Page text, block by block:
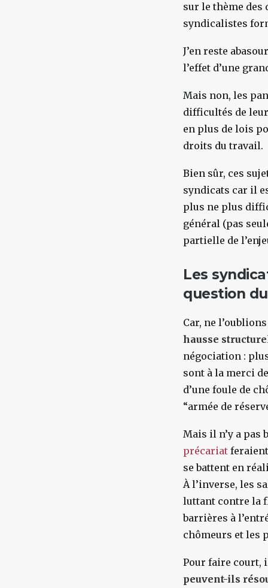
sur le thème des
syndicalistes
J’en reste
l’effet d’une
Mais non, les
difficultés de
en plus de lois
droits du travail.
Bien sûr, ces
syndicats car il
plus ne plus
général (pas
partielle de
Les
question
Car, ne
hausse
négociation :
sont à la merci
d’une foule de
“armée de
Mais il n’y a pas
précariat
se battent en
À l’inverse, les
luttant contre la
barrières à
chômeurs et les
Pour faire court,
peuvent-ils